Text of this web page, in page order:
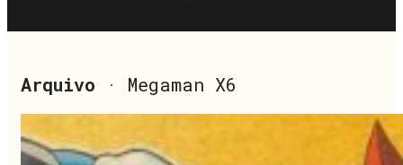
Arquivo · Megaman X6